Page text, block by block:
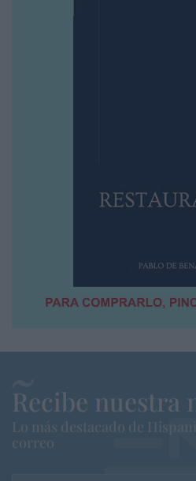
Recibe nuestra
Lo más destacado de
correo